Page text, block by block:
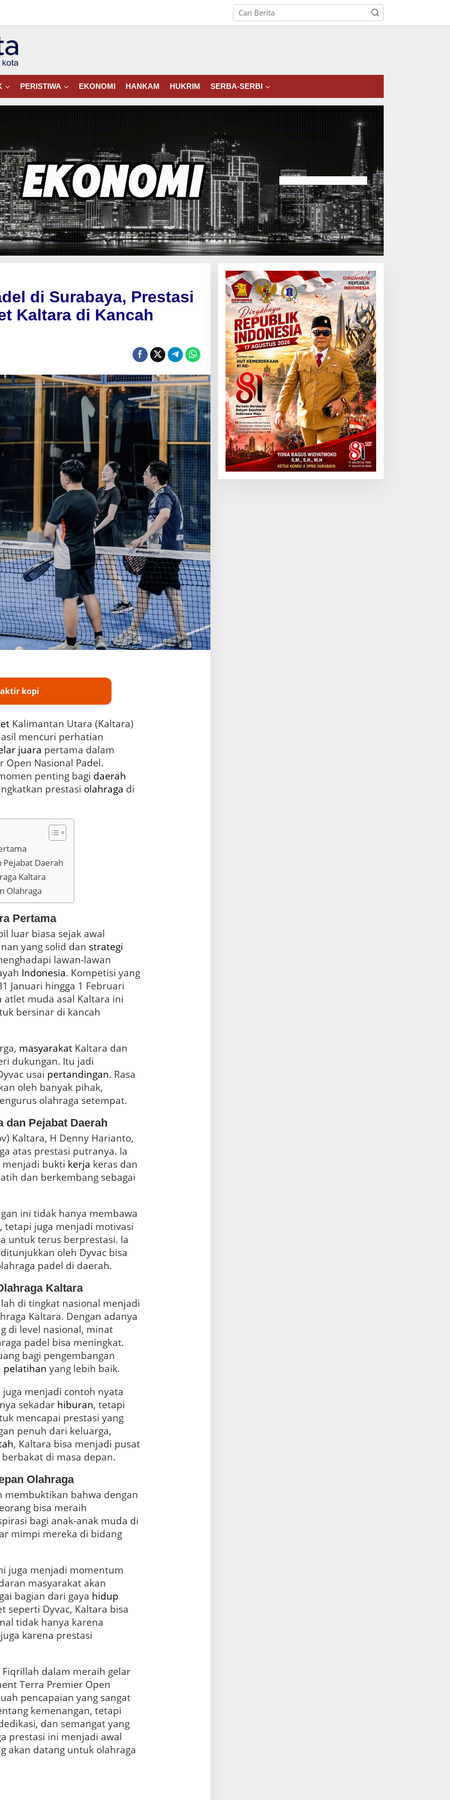
PERISTIWA EKONOMI HANKAM HUKRIM SERBA-SERBI
di Surabaya, Prestasi
Kaltara di Kancah
kopi
Kalimantan Utara (Kaltara)
mencuri perhatian
juara pertama dalam
Nasional Padel.
penting bagi daerah
prestasi olahraga di
Pejabat Daerah
Kaltara
Olahraga
Pertama
luar biasa sejak awal
yang solid dan strategi
lawan-lawan
Indonesia. Kompetisi yang
Januari hingga 1 Februari
muda asal Kaltara ini
bersinar di kancah
masyarakatKaltara dan
dukungan. Itu jadi
usai pertandingan. Rasa
oleh banyak pihak,
olahraga setempat.
Pejabat Daerah
Kaltara, H Denny Harianto,
atas prestasi putranya. Ia
menjadi bukti kerja keras dan
dan berkembang sebagai
ini tidak hanya membawa
tetapi juga menjadi motivasi
untuk terus berprestasi. Ia
oleh Dyvac bisa
padel di daerah.
Kaltara
di tingkat nasional menjadi
Kaltara. Dengan adanya
di level nasional, minat
padel bisa meningkat.
bagi pengembangan
pelatihan yang lebih baik.
menjadi contoh nyata
sekadar hiburan, tetapi
mencapai prestasi yang
penuh dari keluarga,
, Kaltara bisa menjadi pusat
di masa depan.
Olahraga
membuktikan bahwa dengan
bisa meraih
bagi anak-anak muda di
mimpi mereka di bidang
juga menjadi momentum
masyarakat akan
bagian dari gaya hidup
seperti Dyvac, Kaltara bisa
tidak hanya karena
karena prestasi
dalam meraih gelar
Terra Premier Open
pencapaian yang sangat
kemenangan, tetapi
dan semangat yang
prestasi ini menjadi awal
akan datang untuk olahraga